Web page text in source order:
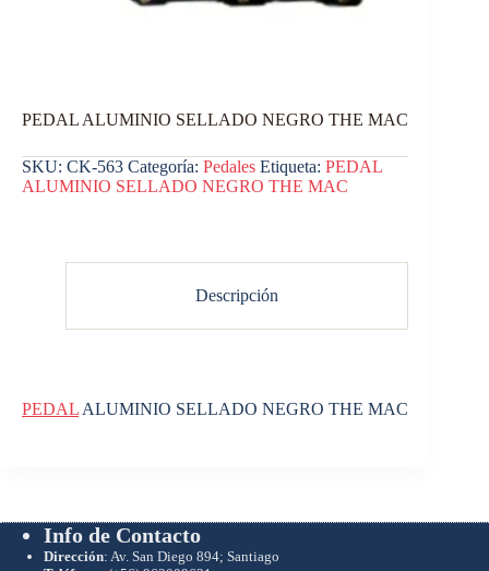
PEDAL ALUMINIO SELLADO NEGRO THE MAC
SKU: CK-563 Categoría: Pedales Etiqueta: PEDAL
ALUMINIO SELLADO NEGRO THE MAC
Descripción
PEDAL ALUMINIO SELLADO NEGRO THE MAC
Info de Contacto
Dirección: Av. San Diego 894; Santiago